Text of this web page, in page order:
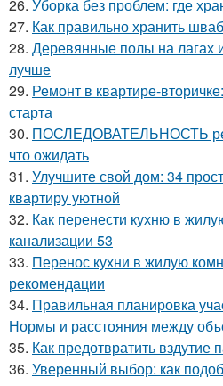
26. Уборка без проблем: где
27. Как правильно хранить
28. Деревянные полы на лагах
лучше
29. Ремонт в квартире-
старта
30. ПОСЛЕДОВАТЕЛЬНОСТЬ
что ожидать
31. Улучшите свой дом: 34
квартиру уютной
32. Как перенести кухню в
канализации 53
33. Перенос кухни в жилую
рекомендации
34. Правильная планировка
Нормы и расстояния между
35. Как предотвратить вздутие
36. Уверенный выбор: как